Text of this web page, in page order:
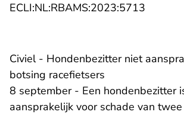
ECLI:NL:RBAMS:2023:5713
Civiel - Hondenbezitter niet
botsing racefietsers
8 september - Een hondenbezitter
aansprakelijk voor schade van